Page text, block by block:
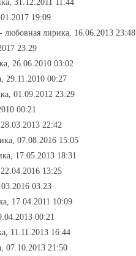
19:09
- любовная лирика, 16.06.2013 23:48
23:29
26.06.2010 03:02
29.11.2010 00:27
01.09.2012 23:29
00:21
22:42
07.08.2016 15:05
17.05.2013 18:31
13:25
03:23
17.04.2011 10:09
00:21
11.11.2013 16:44
07.10.2013 21:50